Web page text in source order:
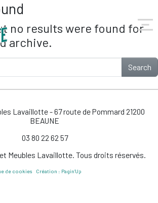
no results were found for
archive.
Search
Lavaillotte - 67 route de Pommard 21200
BEAUNE
03 80 22 62 57
Meubles Lavaillotte. Tous droits réservés.
de cookies Création : Pagin’Up